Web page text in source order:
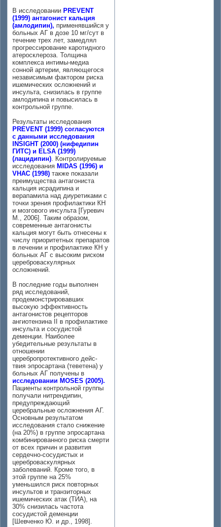
В исследовании PREVENT
(1999) антагонист кальция
(амлодипин), применявшийся у
больных АГ в дозе 10 мг/сут в
течение трех лет, замедлял
прогрессирование каротидного
атеросклероза. Толщина
комплекса интимы-медиа
сонной артерии, являющегося
независимым фактором риска
ишемических осложнений и
инсульта, снизилась в группе
амлодипина и повысилась в
контрольной группе.
Результаты исследования
PREVENT (1999) согласуются
с данными исследования
INSIGHT (2000) (нифедипин
ГИТС) и ELSA (1999)
(лацидипин). Контролируемые
исследования MIDAS (1996) и
VHAС (1998) также показали
преимущества антагониста
кальция исрадипина и
верапамила над диуретиками с
точки зрения профилактики КН
и мозгового инсульта [Гуревич
М., 2006]. Таким образом,
современные антагонисты
кальция могут быть отнесены к
числу приоритетных препаратов
в лечении и профилактике КН у
больных АГ с высоким риском
цереброваскулярных
осложнений.
В последние годы выполнен
ряд исследований,
продемонстрировавших
высокую эффективность
антагонистов рецепторов
ангиотензина II в профилактике
инсульта и сосудистой
деменции. Наиболее
убедительные результаты в
отношении
церебропротективного дейс-
твия эпросартана (теветена) у
больных АГ получены в
исследовании MOSES (2005).
Пациенты контрольной группы
получали нитрендипин,
предупреждающий
церебральные осложнения АГ.
Основным результатом
исследования стало снижение
(на 20%) в группе эпросартана
комбинированного риска смерти
от всех причин и развития
сердечно-сосудистых и
цереброваскулярных
заболеваний. Кроме того, в
этой группе на 25%
уменьшился риск повторных
инсультов и транзиторных
ишемических атак (ТИА), на
30% снизилась частота
сосудистой деменции
[Шевченко Ю. и др., 1998].